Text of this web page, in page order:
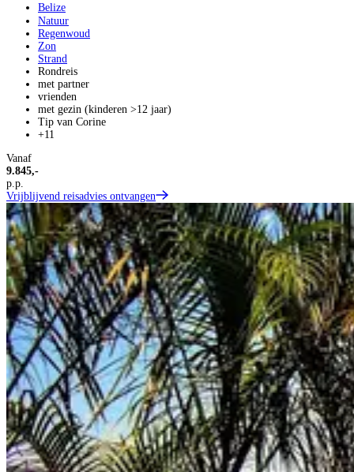
Belize
Natuur
Regenwoud
Zon
Strand
Rondreis
met partner
vrienden
met gezin (kinderen >12 jaar)
Tip van Corine
+11
Vanaf
9.845,-
p.p.
Vrijblijvend reisadvies ontvangen